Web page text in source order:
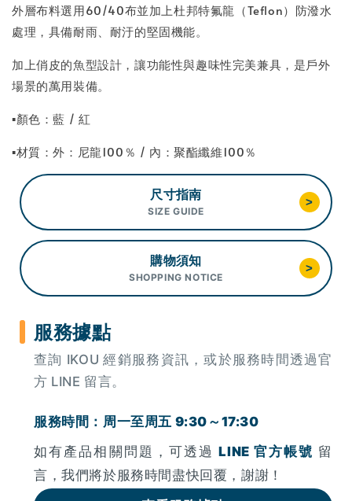
外層布料選用60/40布並加上杜邦特氟龍（Teflon）防潑水
處理，具備耐雨、耐汙的堅固機能。
加上俏皮的魚型設計，讓功能性與趣味性完美兼具，是戶外
場景的萬用裝備。
▪顏色：藍 / 紅
▪材質：外：尼龍100％ / 內：聚酯纖維100％
尺寸指南
SIZE GUIDE
>
購物須知
SHOPPING NOTICE
>
服務據點
查詢 IKOU 經銷服務資訊，或於服務時間透過官
方 LINE 留言。
服務時間：周一至周五 9:30～17:30
如有產品相關問題，可透過LINE 官方帳號 留
言，我們將於服務時間盡快回覆，謝謝！